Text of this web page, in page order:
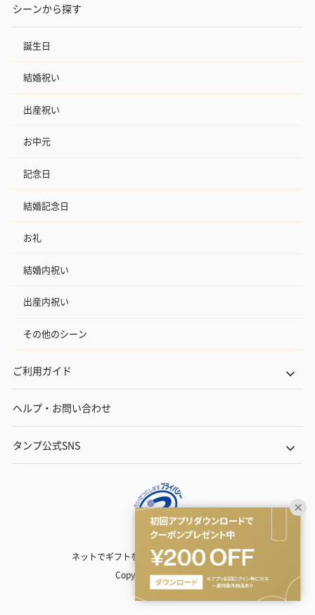
シーンから探す
誕生日
結婚祝い
出産祝い
お中元
記念日
結婚記念日
お礼
結婚内祝い
出産内祝い
その他のシーン
ご利用ガイド
ヘルプ・お問い合わせ
タンプ公式SNS
ネットでギフトを贈るなら | TANP（タンプ）
Copyright© TANP Inc.